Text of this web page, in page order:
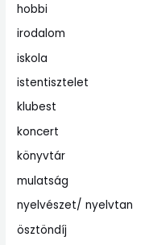
hobbi
irodalom
iskola
istentisztelet
klubest
koncert
könyvtár
mulatság
nyelvészet/ nyelvtan
ösztöndíj